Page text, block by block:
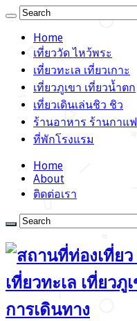
Home
เที่ยววัด ไหว้พระ
เที่ยวทะเล เที่ยวเกาะ
เที่ยวภูเขา เที่ยวน้ำตก
เที่ยวเดินเล่นชิว ชิว
ร้านอาหาร ร้านกาแฟ
ที่พักโรงแรม
Home
About
ติดต่อเรา